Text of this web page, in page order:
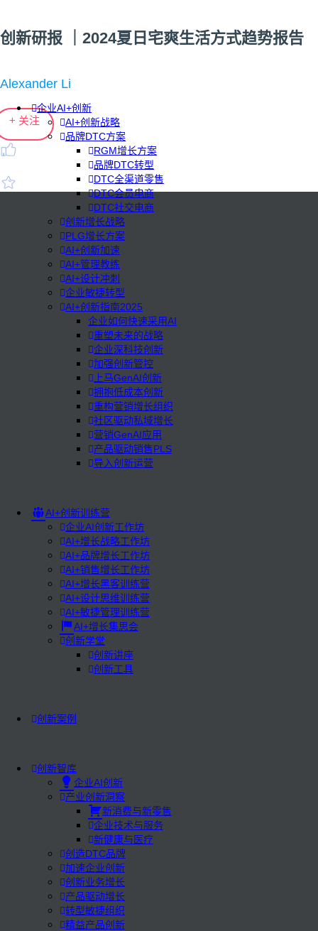
企业AI+创新
AI+创新战略
品牌DTC方案
RGM增长方案
品牌DTC转型
DTC全渠道零售
DTC会员电商
DTC社交电商
创新增长战略
PLG增长方案
AI+创新加速
AI+管理教练
AI+设计冲刺
企业敏捷转型
AI+创新指南2025
企业如何快速采用AI
重塑未来的战略
企业深科技创新
加强创新管控
上马GenAI创新
拥抱低成本创新
重构营销增长组织
社区驱动私域增长
营销GenAI应用
产品驱动销售PLS
导入创新运营
AI+创新训练营
企业AI创新工作坊
AI+增长战略工作坊
AI+品牌增长工作坊
AI+销售增长工作坊
AI+增长黑客训练营
AI+设计思维训练营
AI+敏捷管理训练营
AI+增长集思会
创新学堂
创新讲座
创新工具
创新案例
创新智库
企业AI创新
产业创新洞察
新消费与新零售
企业技术与服务
新健康与医疗
创造DTC品牌
加速企业创新
创新业务增长
产品驱动增长
转型敏捷组织
精益产品创新
创新研报 ｜2024夏日宅爽生活方式趋势报告
Alexander Li
+ 关注